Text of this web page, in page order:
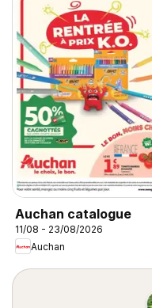
Auchan catalogue
11/08 - 23/08/2026
Auchan